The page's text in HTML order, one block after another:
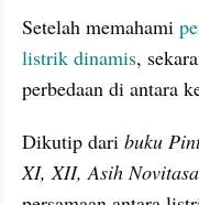
Setelah memahami
listrik dinamis,
perbedaan di antara
Dikutip dari buku
XI, XII, Asih